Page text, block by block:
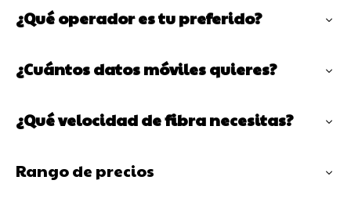
¿Qué operador es tu preferido?
¿Cuántos datos móviles quieres?
¿Qué velocidad de fibra necesitas?
Rango de precios